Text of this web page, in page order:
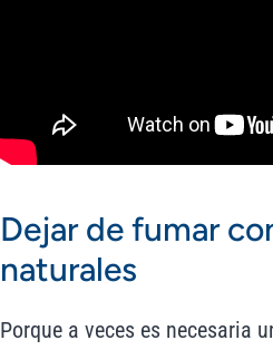
Dejar de fumar
naturales
Porque a veces es necesaria